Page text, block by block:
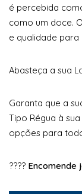
é percebida
como um doce.
e qualidade para
Abasteça a sua
Garanta que a
Tipo Régua à
opções para
???? Encomende